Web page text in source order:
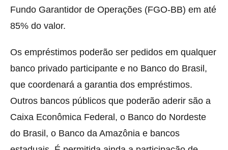
Fundo Garantidor de Operações (FGO-BB) em até
85% do valor.
Os empréstimos poderão ser pedidos em qualquer
banco privado participante e no Banco do Brasil,
que coordenará a garantia dos empréstimos.
Outros bancos públicos que poderão aderir são a
Caixa Econômica Federal, o Banco do Nordeste
do Brasil, o Banco da Amazônia e bancos